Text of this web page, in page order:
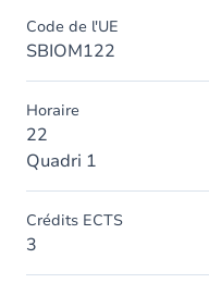
Code de l'UE
SBIOM122
Horaire
22
Quadri 1
Crédits ECTS
3